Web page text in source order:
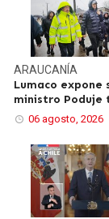
ARAUCANÍA
Lumaco expone
ministro Poduje
06 agosto, 2026